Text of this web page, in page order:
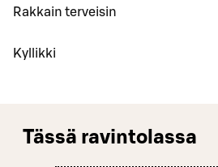
Rakkain terveisin
Kyllikki
Tässä ravintolassa